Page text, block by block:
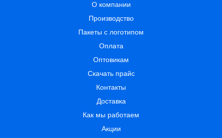
О компании
Производство
Пакеты с логотипом
Оплата
Оптовикам
Скачать прайс
Контакты
Доставка
Как мы работаем
Акции